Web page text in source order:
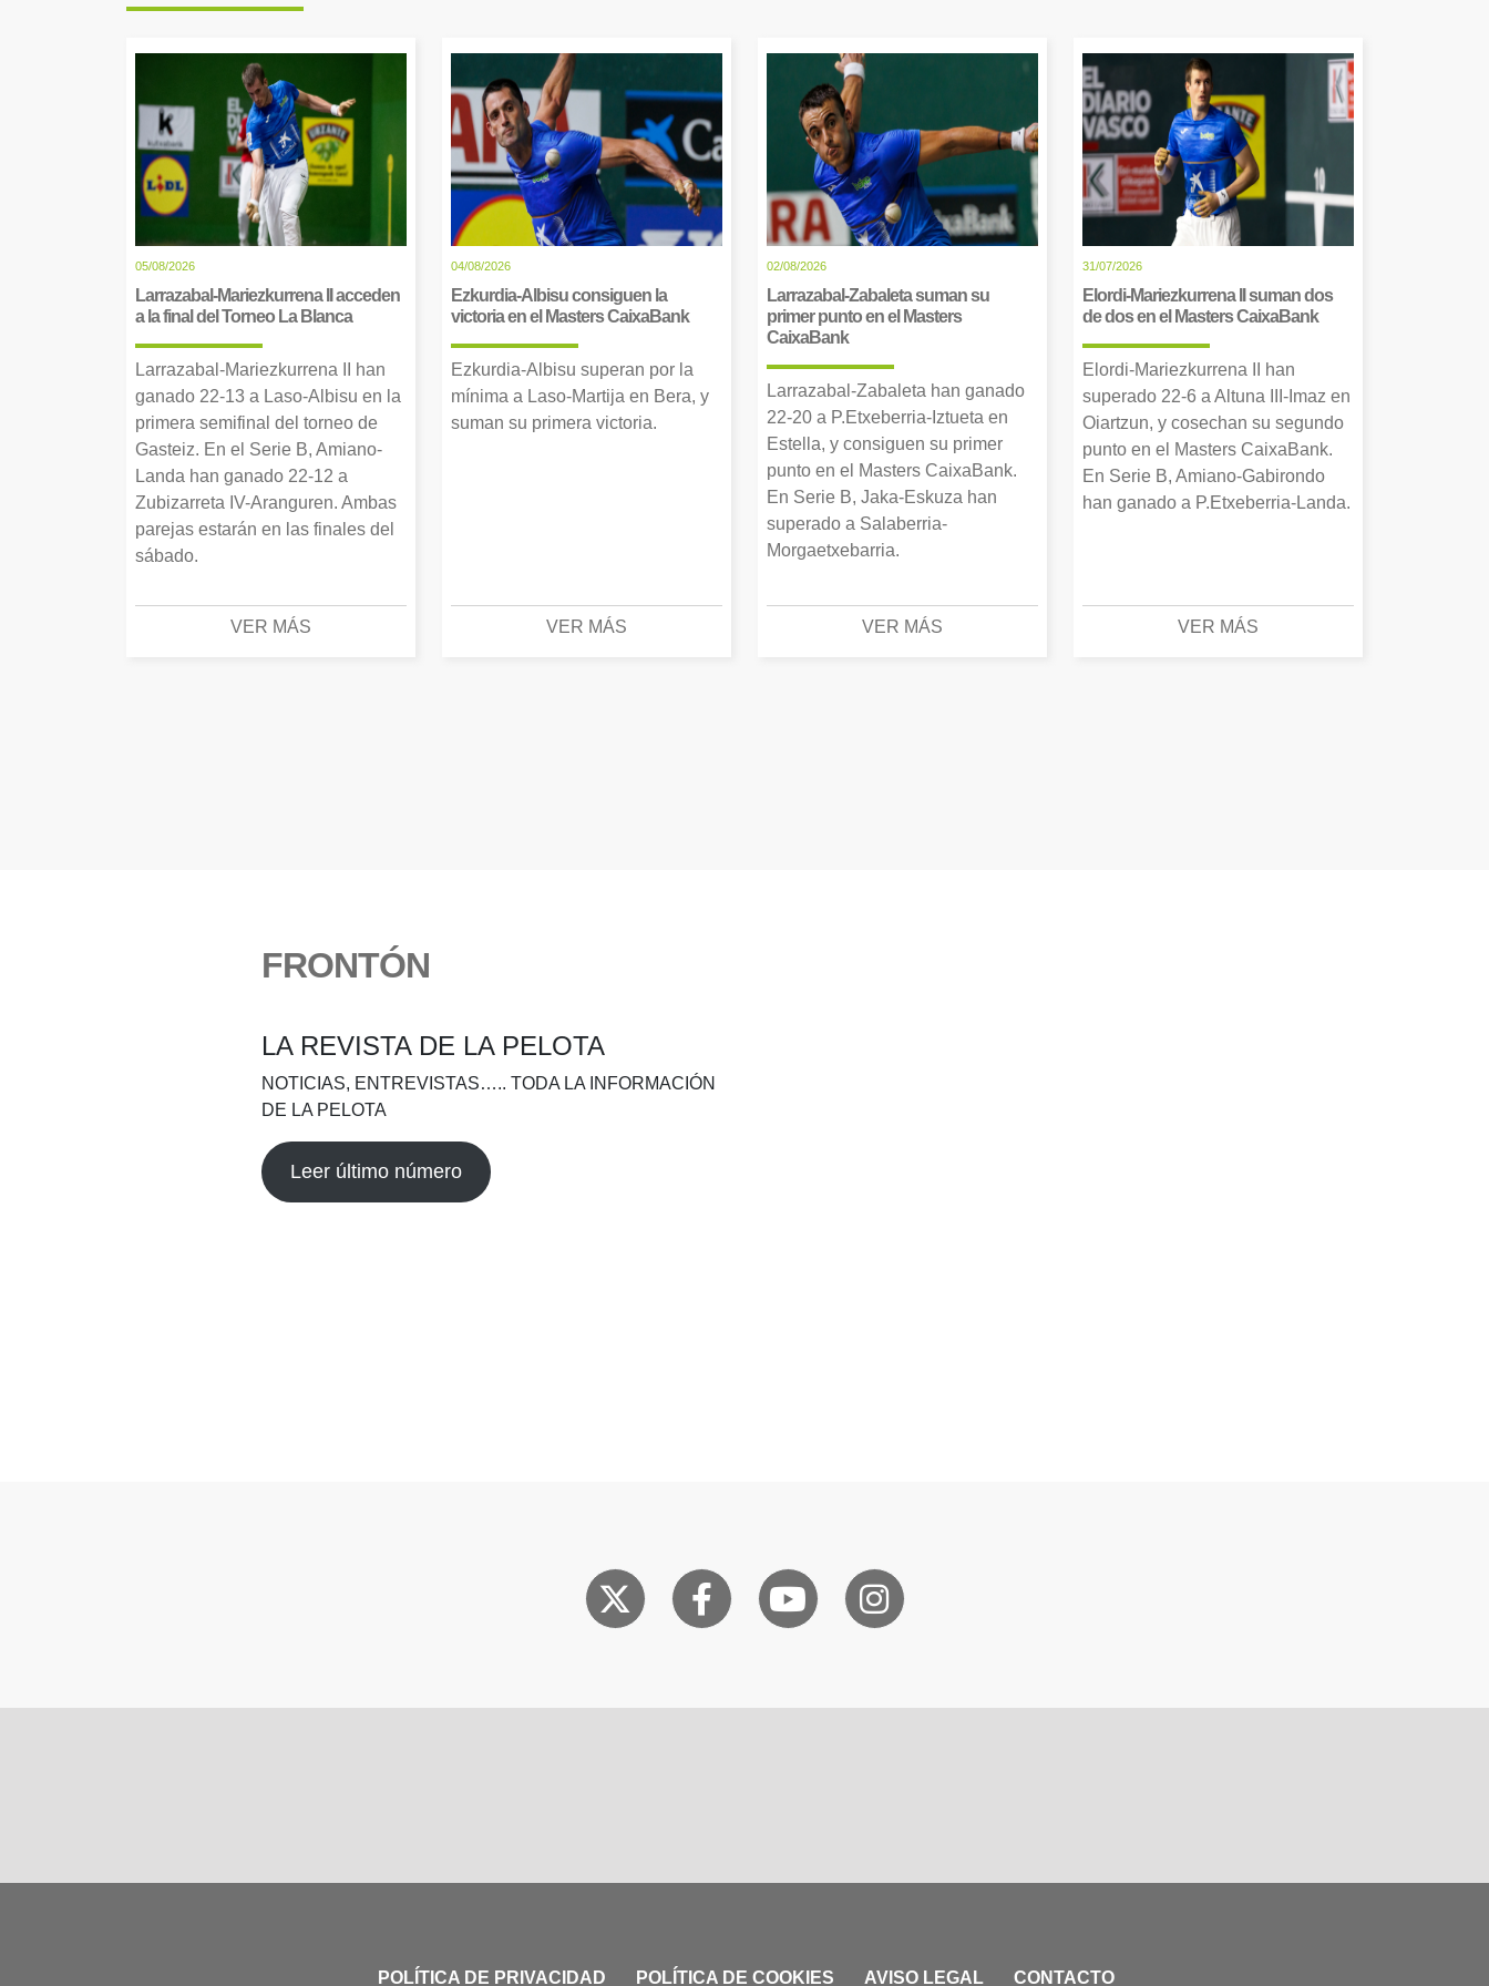
05/08/2026
Larrazabal-Mariezkurrena II acceden
a la final del Torneo La Blanca
Larrazabal-Mariezkurrena II han
ganado 22-13 a Laso-Albisu en la
primera semifinal del torneo de
Gasteiz. En el Serie B, Amiano-
Landa han ganado 22-12 a
Zubizarreta IV-Aranguren. Ambas
parejas estarán en las finales del
sábado.
VER MÁS
04/08/2026
Ezkurdia-Albisu consiguen la
victoria en el Masters CaixaBank
Ezkurdia-Albisu superan por la
mínima a Laso-Martija en Bera, y
suman su primera victoria.
VER MÁS
02/08/2026
Larrazabal-Zabaleta suman su
primer punto en el Masters
CaixaBank
Larrazabal-Zabaleta han ganado
22-20 a P.Etxeberria-Iztueta en
Estella, y consiguen su primer
punto en el Masters CaixaBank.
En Serie B, Jaka-Eskuza han
superado a Salaberria-
Morgaetxebarria.
VER MÁS
31/07/2026
Elordi-Mariezkurrena II suman dos
de dos en el Masters CaixaBank
Elordi-Mariezkurrena II han
superado 22-6 a Altuna III-Imaz en
Oiartzun, y cosechan su segundo
punto en el Masters CaixaBank.
En Serie B, Amiano-Gabirondo
han ganado a P.Etxeberria-Landa.
VER MÁS
FRONTÓN
LA REVISTA DE LA PELOTA
NOTICIAS, ENTREVISTAS….. TODA LA INFORMACIÓN
DE LA PELOTA
Leer último número
POLÍTICA DE PRIVACIDAD POLÍTICA DE COOKIES AVISO LEGAL CONTACTO